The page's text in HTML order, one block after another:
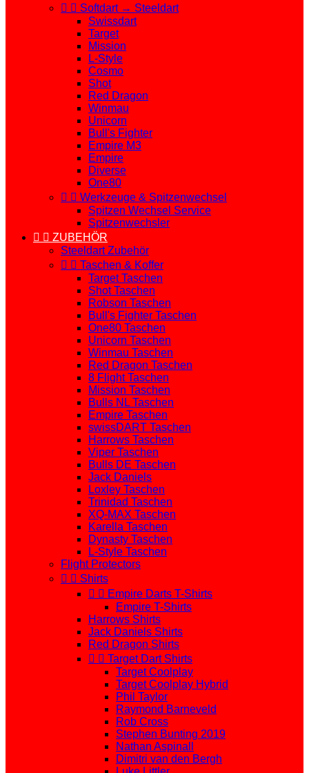
  Softdart → Steeldart
Swissdart
Target
Mission
L-Style
Cosmo
Shot
Red Dragon
Winmau
Unicorn
Bull's Fighter
Empire M3
Empire
Diverse
One80
  Werkzeuge & Spitzenwechsel
Spitzen Wechsel Service
Spitzenwechsler
  ZUBEHÖR
Steeldart Zubehör
  Taschen & Koffer
Target Taschen
Shot Taschen
Robson Taschen
Bull's Fighter Taschen
One80 Taschen
Unicorn Taschen
Winmau Taschen
Red Dragon Taschen
8 Flight Taschen
Mission Taschen
Bulls NL Taschen
Empire Taschen
swissDART Taschen
Harrows Taschen
Viper Taschen
Bulls DE Taschen
Jack Daniels
Loxley Taschen
Trinidad Taschen
XQ-MAX Taschen
Karella Taschen
Dynasty Taschen
L-Style Taschen
Flight Protectors
  Shirts
  Empire Darts T-Shirts
Empire T-Shirts
Harrows Shirts
Jack Daniels Shirts
Red Dragon Shirts
  Target Dart Shirts
Target Coolplay
Target Coolplay Hybrid
Phil Taylor
Raymond Barneveld
Rob Cross
Stephen Bunting 2019
Nathan Aspinall
Dimitri van den Bergh